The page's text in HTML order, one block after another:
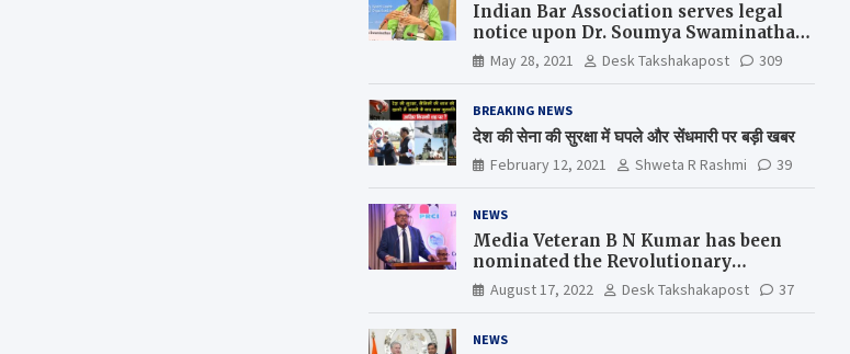
Indian Bar Association serves legal
notice upon Dr. Soumya Swaminathan,
the Chief Scientist, WHO
May 28, 2021 Desk Takshakapost 309
BREAKING NEWS
देश की सेना की सुरक्षा में घपले और सेंधमारी पर बड़ी खबर
February 12, 2021 Shweta R Rashmi 39
NEWS
Media Veteran B N Kumar has been
nominated the Revolutionary
Comrade Shiv Varma Media Award
2022-23
August 17, 2022 Desk Takshakapost 37
NEWS